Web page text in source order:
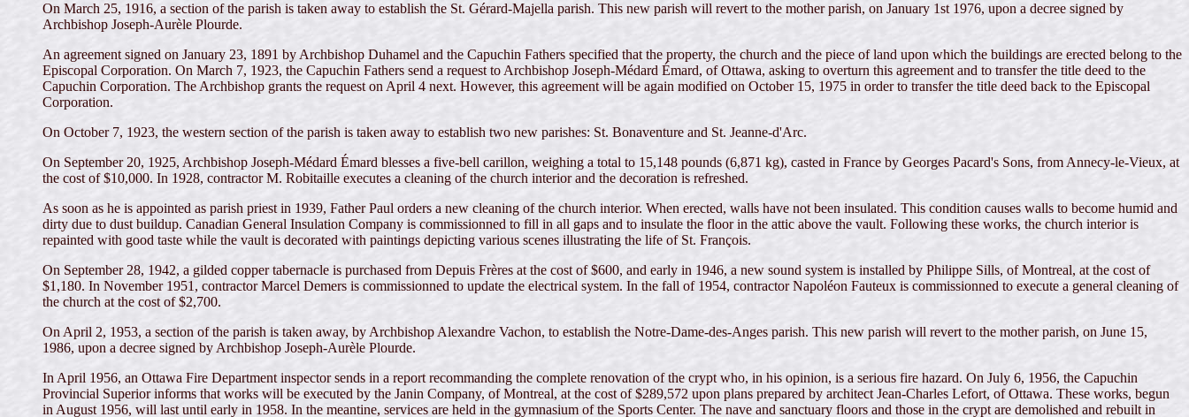
On March 25, 1916, a section of the parish is taken away to establish the St. Gérard-Majella parish. This new parish will revert to the mother parish, on January 1st 1976, upon a decree signed by
Archbishop Joseph-Aurèle Plourde.
An agreement signed on January 23, 1891 by Archbishop Duhamel and the Capuchin Fathers specified that the property, the church and the piece of land upon which the buildings are erected belong to the
Episcopal Corporation. On March 7, 1923, the Capuchin Fathers send a request to Archbishop Joseph-Médard Émard, of Ottawa, asking to overturn this agreement and to transfer the title deed to the
Capuchin Corporation. The Archbishop grants the request on April 4 next. However, this agreement will be again modified on October 15, 1975 in order to transfer the title deed back to the Episcopal
Corporation.
On October 7, 1923, the western section of the parish is taken away to establish two new parishes: St. Bonaventure and St. Jeanne-d'Arc.
On September 20, 1925, Archbishop Joseph-Médard Émard blesses a five-bell carillon, weighing a total to 15,148 pounds (6,871 kg), casted in France by Georges Pacard's Sons, from Annecy-le-Vieux, at
the cost of $10,000. In 1928, contractor M. Robitaille executes a cleaning of the church interior and the decoration is refreshed.
As soon as he is appointed as parish priest in 1939, Father Paul orders a new cleaning of the church interior. When erected, walls have not been insulated. This condition causes walls to become humid and
dirty due to dust buildup. Canadian General Insulation Company is commissionned to fill in all gaps and to insulate the floor in the attic above the vault. Following these works, the church interior is
repainted with good taste while the vault is decorated with paintings depicting various scenes illustrating the life of St. François.
On September 28, 1942, a gilded copper tabernacle is purchased from Depuis Frères at the cost of $600, and early in 1946, a new sound system is installed by Philippe Sills, of Montreal, at the cost of
$1,180. In November 1951, contractor Marcel Demers is commissionned to update the electrical system. In the fall of 1954, contractor Napoléon Fauteux is commissionned to execute a general cleaning of
the church at the cost of $2,700.
On April 2, 1953, a section of the parish is taken away, by Archbishop Alexandre Vachon, to establish the Notre-Dame-des-Anges parish. This new parish will revert to the mother parish, on June 15,
1986, upon a decree signed by Archbishop Joseph-Aurèle Plourde.
In April 1956, an Ottawa Fire Department inspector sends in a report recommanding the complete renovation of the crypt who, in his opinion, is a serious fire hazard. On July 6, 1956, the Capuchin
Provincial Superior informs that works will be executed by the Janin Company, of Montreal, at the cost of $289,572 upon plans prepared by architect Jean-Charles Lefort, of Ottawa. These works, begun
in August 1956, will last until early in 1958. In the meantine, services are held in the gymnasium of the Sports Center. The nave and sanctuary floors and those in the crypt are demolished and rebuilt in